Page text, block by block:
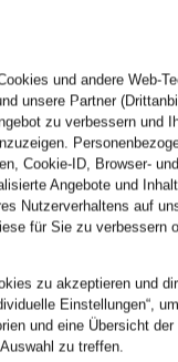
und andere Web-
unsere Partner
zu verbessern und
Cookie-ID, Browser-
Angebote und
Nutzerverhaltens auf
für Sie zu verbessern
zu akzeptieren und
Einstellungen“,
und eine Übersicht
zu treffen.